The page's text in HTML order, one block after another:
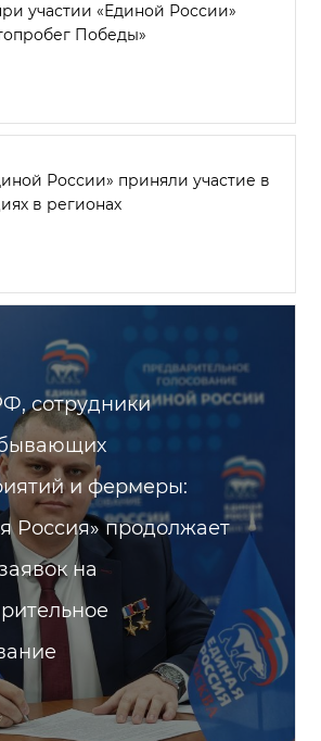
участии «Единой России»
Победы»
России» приняли участие в
в регионах
сотрудники
и фермеры:
Россия» продолжает
на